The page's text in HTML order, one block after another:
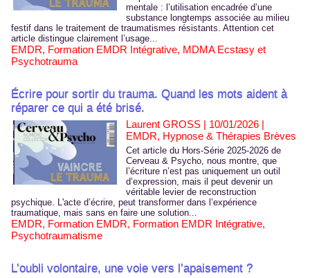
mentale : l’utilisation encadrée d’une
substance longtemps associée au milieu
festif dans le traitement de traumatismes résistants. Attention cet
article distingue clairement l’usage...
EMDR, Formation EMDR Intégrative, MDMA Ecstasy et
Psychotrauma
Écrire pour sortir du trauma. Quand les mots aident à
réparer ce qui a été brisé.
Laurent GROSS | 10/01/2026 |
EMDR, Hypnose & Thérapies Brèves
Cet article du Hors-Série 2025-2026 de
Cerveau & Psycho, nous montre, que
l’écriture n’est pas uniquement un outil
d’expression, mais il peut devenir un
véritable levier de reconstruction
psychique. L'acte d’écrire, peut transformer dans l’expérience
traumatique, mais sans en faire une solution...
EMDR, Formation EMDR, Formation EMDR Intégrative,
Psychotraumatisme
L’oubli volontaire, une voie vers l’apaisement ?